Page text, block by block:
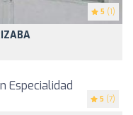
5 (1)
5 (7)